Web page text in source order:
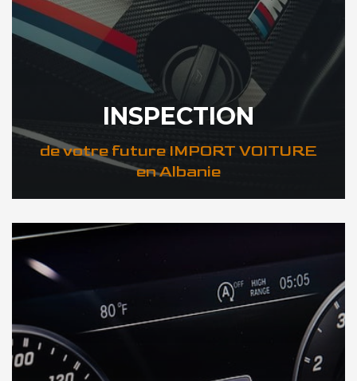
INSPECTION
de votre future IMPORT VOITURE
en Albanie
DÉCOUVREZ VOTRE INSPECTION AUTO en Albanie